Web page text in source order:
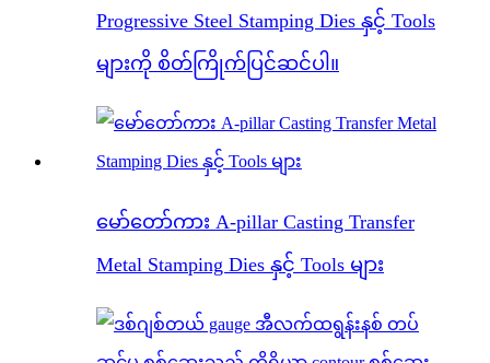
Progressive Steel Stamping Dies နှင့် Tools
များကို စိတ်ကြိုက်ပြင်ဆင်ပါ။
မော်တော်ကား A-pillar Casting Transfer
Metal Stamping Dies နှင့် Tools များ